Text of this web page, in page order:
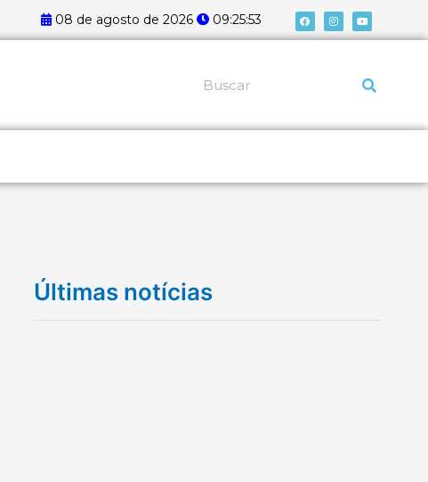
08 de agosto de 2026 09:25:54 F
a
c
e
I
n
s
t
Y
o
u
t
Pesquisar
Últimas notícias